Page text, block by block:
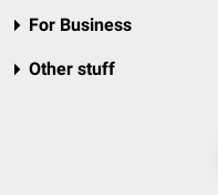
For Business
Other stuff